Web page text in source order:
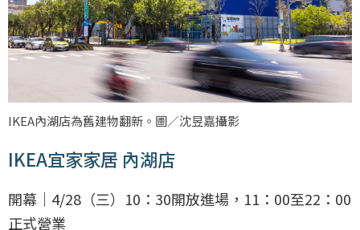
IKEA內湖店為舊建物翻新。圖／沈昱嘉攝影
IKEA宜家家居 內湖店
開幕｜4/28（三）10：30開放進場，11：00至22：00
正式營業